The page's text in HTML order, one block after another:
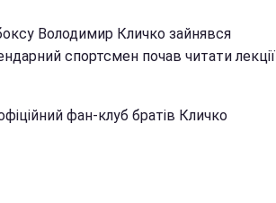
Володимир Кличко зайнявся
спортсмен почав читати лекції
фан-клуб братів Кличко